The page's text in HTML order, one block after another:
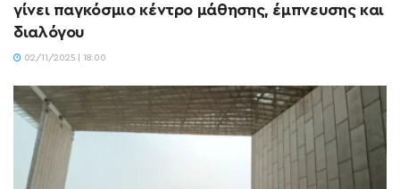
γίνει παγκόσμιο κέντρο μάθησης, έμπνευσης και
διαλόγου
02/11/2025 | 18:00